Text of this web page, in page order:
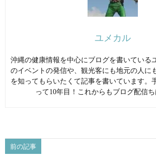
ユメカル
沖縄の健康情報を中心にブログを書いている
のイベントの発信や、観光客にも地元の人に
を知ってもらいたくて記事を書いています。
って10年目！これからもブログ配信ち
前の記事